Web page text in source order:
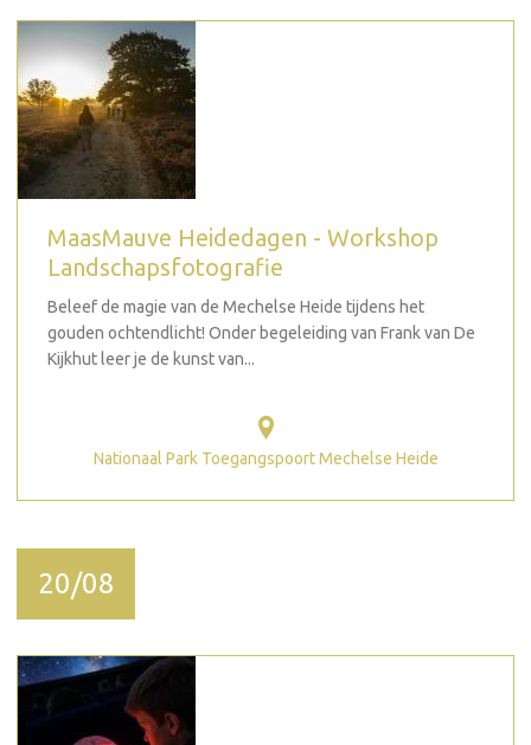
MaasMauve Heidedagen - Workshop
Landschapsfotografie
Beleef de magie van de Mechelse Heide tijdens het
gouden ochtendlicht! Onder begeleiding van Frank van De
Kijkhut leer je de kunst van...
Nationaal Park Toegangspoort Mechelse Heide
20/08